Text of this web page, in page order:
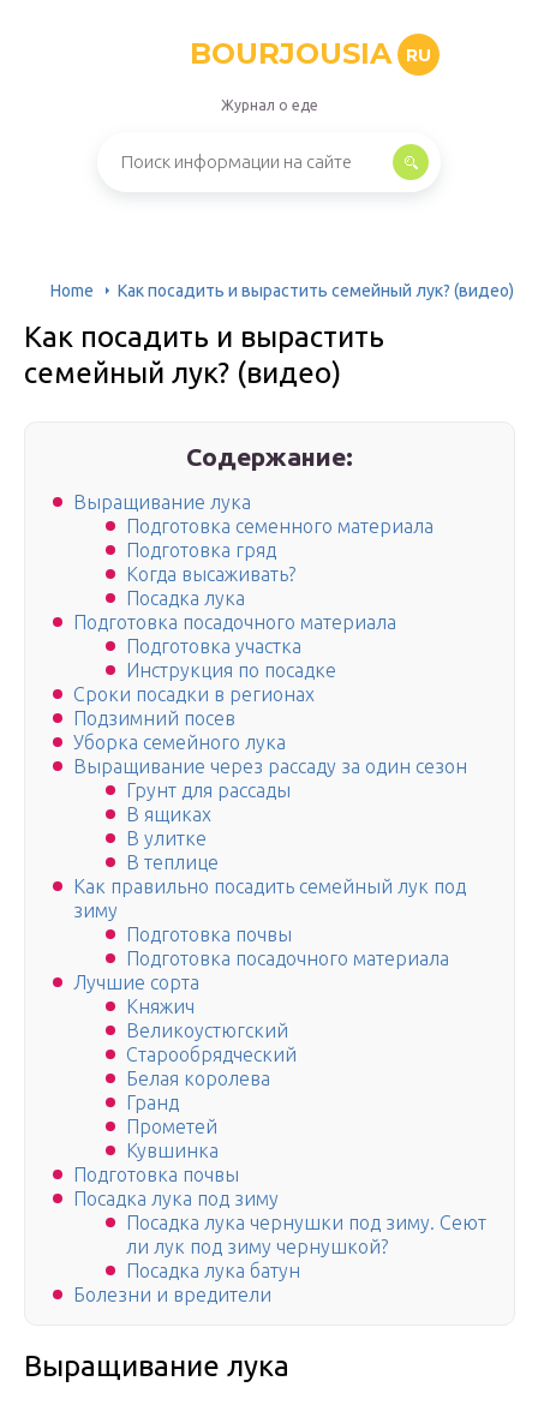
BOURJOUSIA RU
Журнал о еде
Home Как посадить и вырастить семейный лук? (видео)
Как посадить и вырастить
семейный лук? (видео)
Содержание:
Выращивание лука
Подготовка семенного материала
Подготовка гряд
Когда высаживать?
Посадка лука
Подготовка посадочного материала
Подготовка участка
Инструкция по посадке
Сроки посадки в регионах
Подзимний посев
Уборка семейного лука
Выращивание через рассаду за один сезон
Грунт для рассады
В ящиках
В улитке
В теплице
Как правильно посадить семейный лук под
зиму
Подготовка почвы
Подготовка посадочного материала
Лучшие сорта
Княжич
Великоустюгский
Старообрядческий
Белая королева
Гранд
Прометей
Кувшинка
Подготовка почвы
Посадка лука под зиму
Посадка лука чернушки под зиму. Сеют
ли лук под зиму чернушкой?
Посадка лука батун
Болезни и вредители
Выращивание лука